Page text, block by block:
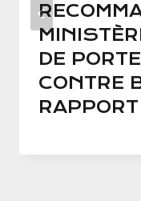
DE
CONTRE
RAPPORT